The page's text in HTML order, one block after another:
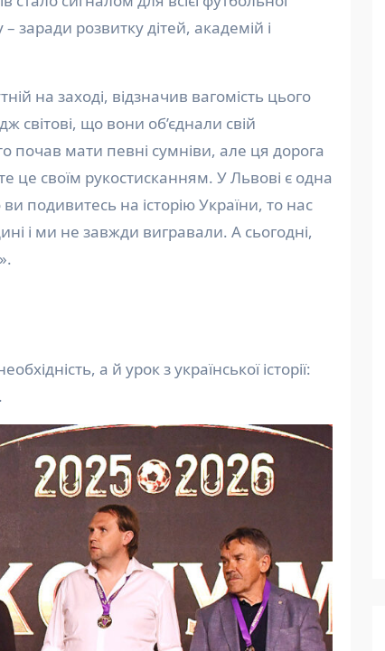
заради розвитку дітей, академій і
на заході, відзначив вагомість цього
світові, що вони об’єднали свій
почав мати певні сумніви, але ця дорога
це своїм рукостисканням. У Львові є одна
подивитесь на історію України, то нас
і ми не завжди вигравали. А сьогодні,
а й урок з української історії: